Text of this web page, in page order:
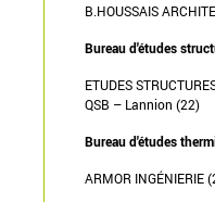
B.HOUSSAIS
Bureau d'études
ETUDES
QSB – Lannion (22)
Bureau d'études
ARMOR INGÉNIERIE